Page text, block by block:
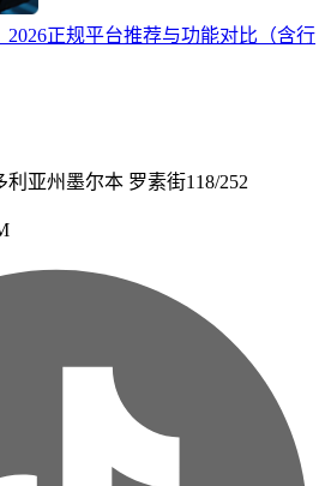
正规平台推荐与功能对比（含行
亚州墨尔本 罗素街118/252